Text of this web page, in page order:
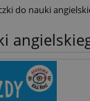
do nauki